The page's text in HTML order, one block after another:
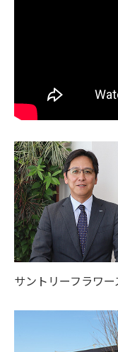
サントリーフラワー